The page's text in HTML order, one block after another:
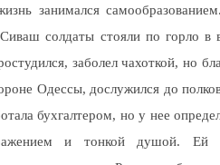
занимался
солдаты стояли по горло
заболел чахоткой, но
Одессы, дослужился до
бухгалтером, но у нее
и тонкой душой. Ей